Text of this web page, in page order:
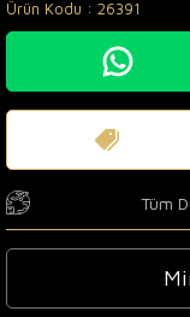
Ürün Kodu : 26391
Tüm